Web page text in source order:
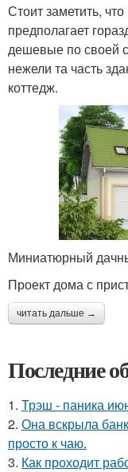
Стоит заметить,
предполагает
дешевые по своей
нежели та часть
коттедж.
Миниатюрный
Проект дома с
читать дальше →
Последние
1. Трэш - паника
2. Она вскрыла
просто к чаю.
3. Как проходит